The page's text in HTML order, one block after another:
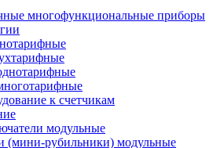
многофункциональные приборы
к счетчикам
модульные
(мини-рубильники) модульные